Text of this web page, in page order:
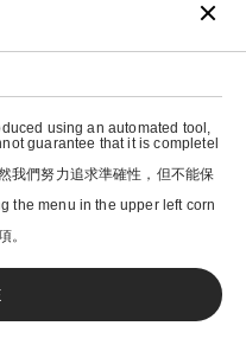
using an automated tool,
guarantee that it is completel
我們努力追求準確性，但不能保
the menu in the upper left corn
。